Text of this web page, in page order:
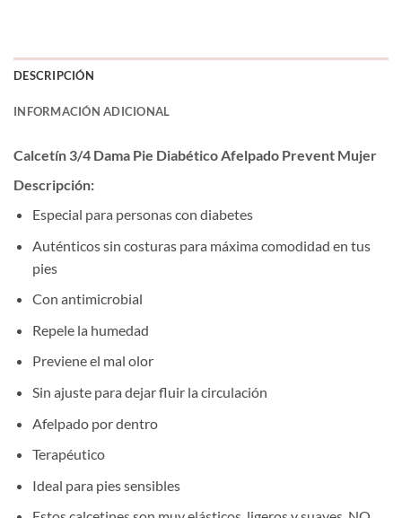
DESCRIPCIÓN
INFORMACIÓN ADICIONAL
Calcetín 3/4 Dama Pie Diabético Afelpado Prevent Mujer
Descripción:
Especial para personas con diabetes
Auténticos sin costuras para máxima comodidad en tus
pies
Con antimicrobial
Repele la humedad
Previene el mal olor
Sin ajuste para dejar fluir la circulación
Afelpado por dentro
Terapéutico
Ideal para pies sensibles